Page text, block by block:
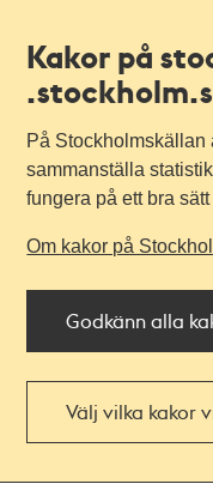
Kakor på
På Stockholmskällan
sammanställa
fungera på ett bra sätt
Om kakor på
Godkänn alla
Välj vilka kakor